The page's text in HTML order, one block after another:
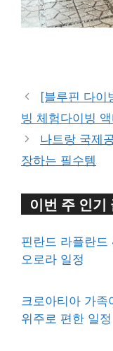
[블루핀 다이
빙 체험다이빙
나트랑 국제
장하는 필수템
이번 주 인기
핀란드 라플란드
오로라 일정
크로아티아 가
위주로 편한 일정